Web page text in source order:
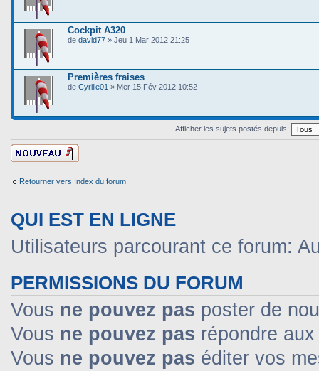
Cockpit A320
de david77 » Jeu 1 Mar 2012 21:25
Premières fraises
de Cyrille01 » Mer 15 Fév 2012 10:52
Afficher les sujets postés depuis:
Ecrire un nouveau
sujet
Retourner vers Index du forum
QUI EST EN LIGNE
Utilisateurs parcourant ce forum:
PERMISSIONS DU FORUM
Vous ne pouvez pas poster de
Vous ne pouvez pas répondre
Vous ne pouvez pas éditer vos